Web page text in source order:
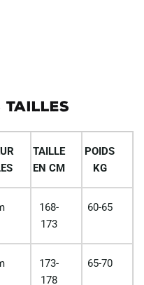
TAILLES
TAILLE
EN CM
POIDS
KG
168-
173
60-65
173-
178
65-70